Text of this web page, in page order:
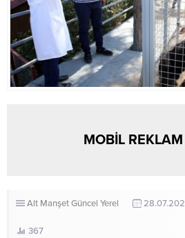
MOBİL
Alt ManşetGüncel Yerel
367